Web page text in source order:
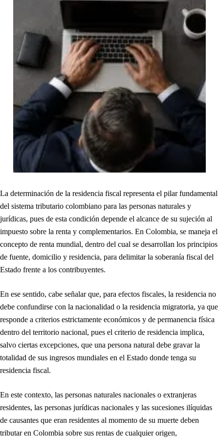
La determinación de la residencia fiscal representa el pilar fundamental
del sistema tributario colombiano para las personas naturales y
jurídicas, pues de esta condición depende el alcance de su sujeción al
impuesto sobre la renta y complementarios. En Colombia, se maneja el
concepto de renta mundial, dentro del cual se desarrollan los principios
de fuente, domicilio y residencia, para delimitar la soberanía fiscal del
Estado frente a los contribuyentes.
En ese sentido, cabe señalar que, para efectos fiscales, la residencia no
debe confundirse con la nacionalidad o la residencia migratoria, ya que
responde a criterios estrictamente económicos y de permanencia física
dentro del territorio nacional, pues el criterio de residencia implica,
salvo ciertas excepciones, que una persona natural debe gravar la
totalidad de sus ingresos mundiales en el Estado donde tenga su
residencia fiscal.
En este contexto, las personas naturales nacionales o extranjeras
residentes, las personas jurídicas nacionales y las sucesiones ilíquidas
de causantes que eran residentes al momento de su muerte deben
tributar en Colombia sobre sus rentas de cualquier origen,